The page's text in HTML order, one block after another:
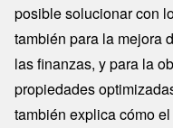
posible solucionar con
también para la mejora
las finanzas, y para la
propiedades
también explica cómo